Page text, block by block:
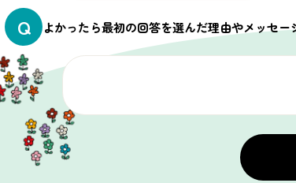
皆さんから寄せられた、「学校保護宣言」への賛同を
Q よかったら最初の回答を選んだ理由やメッセ